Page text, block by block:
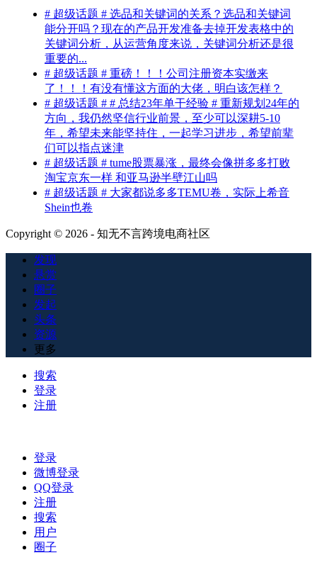
# 超级话题 # 选品和关键词的关系？选品和关键词
能分开吗？现在的产品开发准备去掉开发表格中的
关键词分析，从运营角度来说，关键词分析还是很
重要的...
# 超级话题 # 重磅！！！公司注册资本实缴来
了！！！有没有懂这方面的大佬，明白该怎样？
# 超级话题 # # 总结23年单干经验 # 重新规划24年的
方向，我仍然坚信行业前景，至少可以深耕5-10
年，希望未来能坚持住，一起学习进步，希望前辈
们可以指点迷津
# 超级话题 # tume股票暴涨，最终会像拼多多打败
淘宝京东一样 和亚马逊半壁江山吗
# 超级话题 # 大家都说多多TEMU卷，实际上希音
Shein也卷
Copyright © 2026 - 知无不言跨境电商社区
发现
悬赏
圈子
发起
头条
资源
更多
搜索
登录
注册
登录
微博登录
QQ登录
注册
搜索
用户
圈子